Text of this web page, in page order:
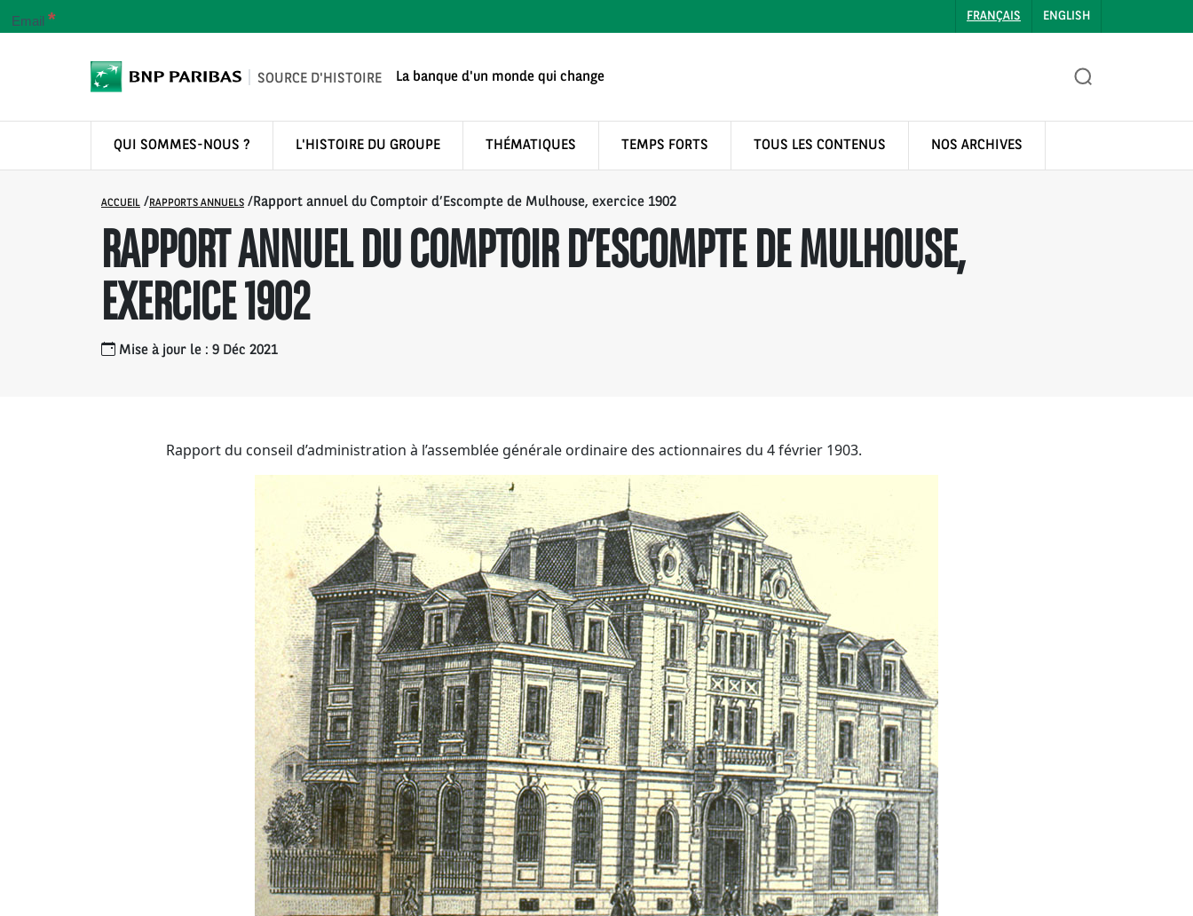
FRANÇAIS ENGLISH
SOURCE D'HISTOIRE La banque d'un monde qui change
QUI SOMMES-NOUS ? L'HISTOIRE DU GROUPE THÉMATIQUES TEMPS FORTS TOUS LES CONTENUS NOS ARCHIVES
ACCUEIL /RAPPORTS ANNUELS /Rapport annuel du Comptoir d’Escompte de Mulhouse, exercice 1902
RAPPORT ANNUEL DU COMPTOIR D’ESCOMPTE DE MULHOUSE,
EXERCICE 1902
Mise à jour le : 9 Déc 2021
Rapport du conseil d’administration à l’assemblée générale ordinaire des actionnaires du 4 février 1903.
Email *